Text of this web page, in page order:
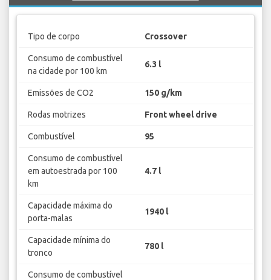
Tipo de corpo Crossover
Consumo de combustível
na cidade por 100 km
6.3 l
Emissões de CO2 150 g/km
Rodas motrizes Front wheel drive
Combustível 95
Consumo de combustível
em autoestrada por 100
km
4.7 l
Capacidade máxima do
porta-malas
1940 l
Capacidade mínima do
tronco
780 l
Consumo de combustível